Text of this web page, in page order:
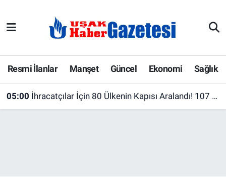
Resmi İlanlar Manşet Güncel Ekonomi Sağlık
05:00 İhracatçılar İçin 80 Ülkenin Kapısı Aralandı! 107 Pazar Raporu Yayımlandı
E-Gazete
Ekonomi
Gazete İlanları
Uşak Hava Durumu
Uşak Trafik Yoğunluk Haritası
Süper Lig Puan Durumu ve Fikstür